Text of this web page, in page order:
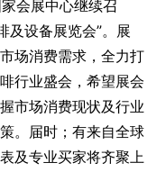
会展中心继续召
及设备展览会”。展
场消费需求，全力打
行业盛会，希望展会
市场消费现状及行业
。届时；有来自全球
及专业买家将齐聚上